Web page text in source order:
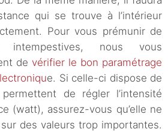
qui se trouve à l’intérieur
Pour vous prémunir de
intempestives, nous vous
de vérifier le bon paramétrage
e. Si celle-ci dispose de
de régler l’intensité
(watt), assurez-vous qu’elle ne
des valeurs trop importantes.